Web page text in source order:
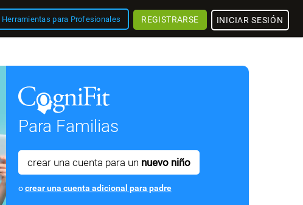
Herramientas para Profesionales INICIAR SESIÓN
REGISTRARSE
Para Familias
crear una cuenta para un nuevo niño
ocrear una cuenta adicional para padre